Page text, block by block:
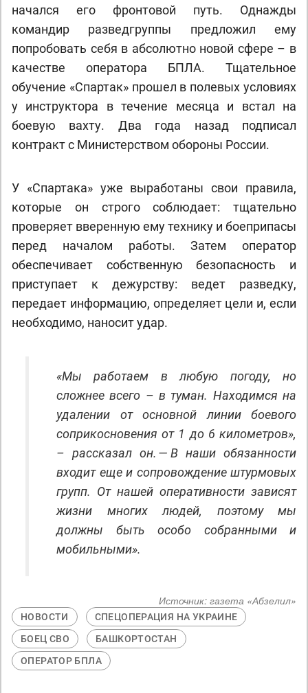
начался его фронтовой путь. Однажды
командир разведгруппы предложил ему
попробовать себя в абсолютно новой сфере – в
качестве оператора БПЛА. Тщательное
обучение «Спартак» прошел в полевых условиях
у инструктора в течение месяца и встал на
боевую вахту. Два года назад подписал
контракт с Министерством обороны России.
У «Спартака» уже выработаны свои правила,
которые он строго соблюдает: тщательно
проверяет вверенную ему технику и боеприпасы
перед началом работы. Затем оператор
обеспечивает собственную безопасность и
приступает к дежурству: ведет разведку,
передает информацию, определяет цели и, если
необходимо, наносит удар.
«Мы работаем в любую погоду, но
сложнее всего – в туман. Находимся на
удалении от основной линии боевого
соприкосновения от 1 до 6 километров»,
– рассказал он. — В наши обязанности
входит еще и сопровождение штурмовых
групп. От нашей оперативности зависят
жизни многих людей, поэтому мы
должны быть особо собранными и
мобильными».
Источник: газета «Абзелил»
НОВОСТИ
СПЕЦОПЕРАЦИЯ НА УКРАИНЕ
БОЕЦ СВО
БАШКОРТОСТАН
ОПЕРАТОР БПЛА